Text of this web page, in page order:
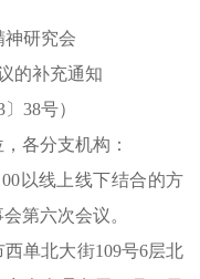
神研究会
的补充通知
38号）
各分支机构：
以线上线下结合的方
第六次会议。
单北大街109号6层北